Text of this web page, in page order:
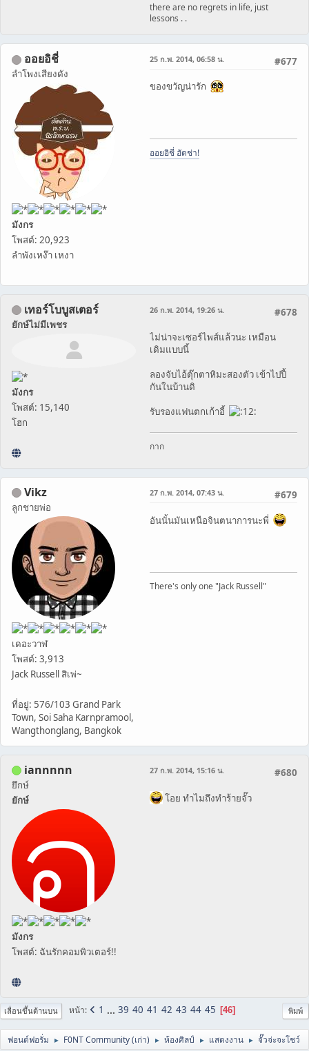
there are no regrets in life, just
lessons . .
ออยอิชี่
ลำโพงเสียงดัง
มังกร
โพสต์: 20,923
ลำพังเหง๊า เหงา
#677
25 ก.พ. 2014, 06:58 น.
ของขวัญน่ารัก
ออยอิชี่ ฮัดช่า!
เทอร์โบบูสเตอร์
ยักษ์ไม่มีเพชร
มังกร
โพสต์: 15,140
โฮก
#678
26 ก.พ. 2014, 19:26 น.
ไม่น่าจะเซอร์ไพส์แล้วนะ เหมือน
เดิมแบบนี้
ลองจับไอ้ตุ๊กตาหิมะสองตัว เข้าไปปี้
กันในบ้านดิ
รับรองแฟนตกเก้าอี้
กาก
Vikz
ลูกชายพ่อ
เดอะวาฬ
โพสต์: 3,913
Jack Russell สิเพ่~
ที่อยู่: 576/103 Grand Park
Town, Soi Saha Karnpramool,
Wangthonglang, Bangkok
#679
27 ก.พ. 2014, 07:43 น.
อันนั้นมันเหนือจินตนาการนะพี่
There's only one "Jack Russell"
iannnnn
ยึกษ์
ยักษ์
มังกร
โพสต์: ฉันรักคอมพิวเตอร์!!
#680
27 ก.พ. 2014, 15:16 น.
โอย ทำไมถึงทำร้ายจั๊ว
พิมพ์
เลื่อนขึ้นด้านบน หน้า 1 ... 39 40 41 42 43 44 45 46
ฟอนต์ฟอรั่ม ► F0NT Community (เก่า) ► ห้องศิลป์ ► แสดงงาน ► จั๊วจ่ะจะโชว์